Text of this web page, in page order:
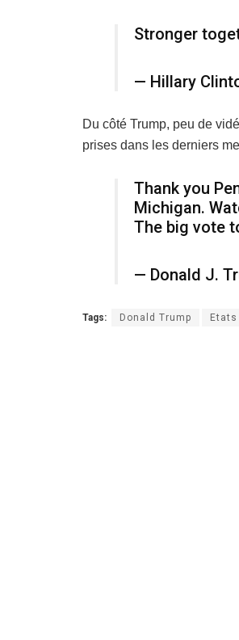
Stronger
— Hillary
Du côté Trump, peu de
prises dans les derniers
Thank you
Michigan.
The big vote
— Donald J.
Tags: Donald Trump Etats